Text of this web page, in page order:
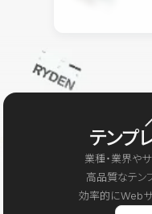
テンプ
業種・業界や
高品質なテン
効率的にWebサ